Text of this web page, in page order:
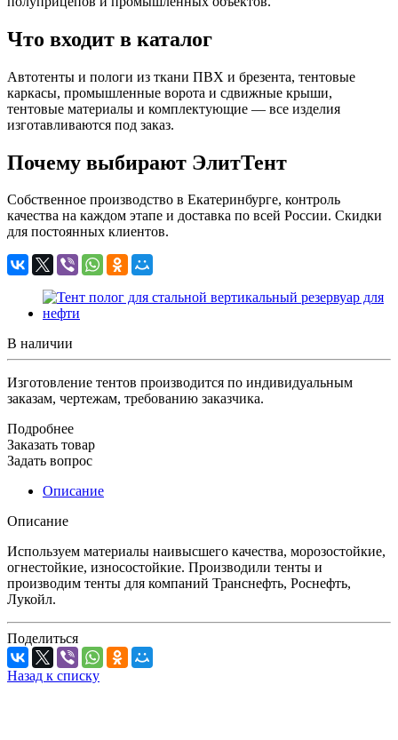
Что входит в каталог
Автотенты и пологи из ткани ПВХ и брезента, тентовые
каркасы, промышленные ворота и сдвижные крыши,
тентовые материалы и комплектующие — все изделия
изготавливаются под заказ.
Почему выбирают ЭлитТент
Собственное производство в Екатеринбурге, контроль
качества на каждом этапе и доставка по всей России. Скидки
для постоянных клиентов.
В наличии
Изготовление тентов производится по индивидуальным
заказам, чертежам, требованию заказчика.
Подробнее
Заказать товар
Задать вопрос
Описание
Описание
Используем материалы наивысшего качества, морозостойкие,
огнестойкие, износостойкие. Производили тенты и
производим тенты для компаний Транснефть, Роснефть,
Лукойл.
Поделиться
Назад к списку